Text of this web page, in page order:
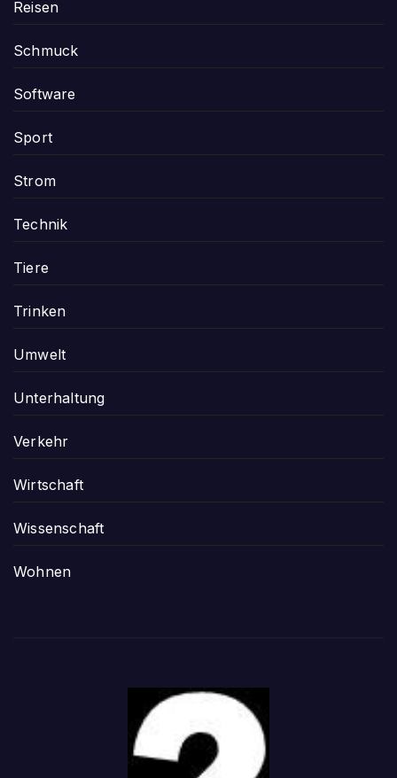
Reisen
Schmuck
Software
Sport
Strom
Technik
Tiere
Trinken
Umwelt
Unterhaltung
Verkehr
Wirtschaft
Wissenschaft
Wohnen